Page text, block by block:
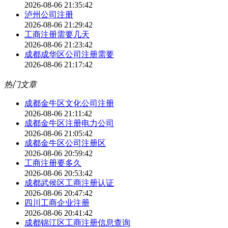
2026-08-06 21:35:42
泸州公司注册
2026-08-06 21:29:42
工商注册需要几天
2026-08-06 21:23:42
成都成华区公司注册需要
2026-08-06 21:17:42
热门文章
成都金牛区文化公司注册
2026-08-06 21:11:42
成都金牛区注册电力公司
2026-08-06 21:05:42
成都金牛区公司注册区
2026-08-06 20:59:42
工商注册要多久
2026-08-06 20:53:42
成都武侯区工商注册认证
2026-08-06 20:47:42
四川工商企业注册
2026-08-06 20:41:42
成都锦江区工商注册信息查询